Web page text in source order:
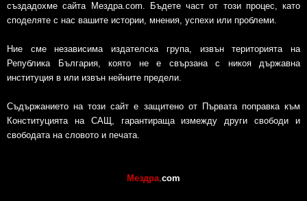
създадохме сайта Мездра.com. Бъдете част от този процес, като
споделяте с нас вашите истории, мнения, успехи или проблеми.
Ние сме независима издателска група, извън територията на
Република България, която не е свързана с никоя държавна
институция в или извън нейните предели.
Съдържанието на този сайт е защитено от Първата поправка към
Конституцията на САЩ, гарантираща измежду други свободи и
свободата на словото и печата.
Мездра.com